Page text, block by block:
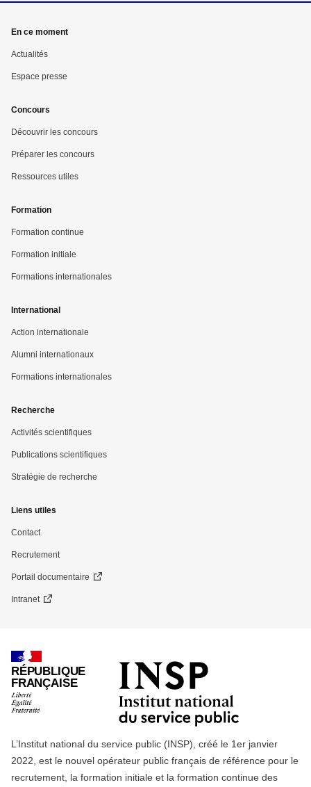
En ce moment
Actualités
Espace presse
Concours
Découvrir les concours
Préparer les concours
Ressources utiles
Formation
Formation continue
Formation initiale
Formations internationales
International
Action internationale
Alumni internationaux
Formations internationales
Recherche
Activités scientifiques
Publications scientifiques
Stratégie de recherche
Liens utiles
Contact
Recrutement
Portail documentaire
Intranet
RÉPUBLIQUE
FRANÇAISE
L’Institut national du service public (INSP), créé le 1er janvier
2022, est le nouvel opérateur public français de référence pour le
recrutement, la formation initiale et la formation continue des